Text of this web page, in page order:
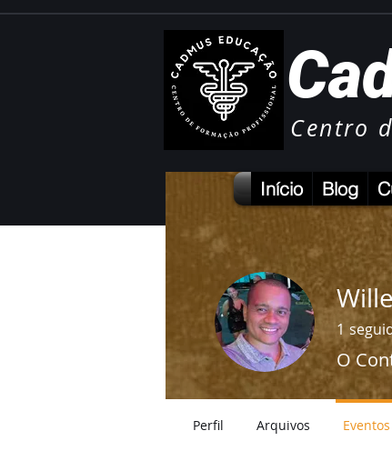
Centro
Início Blog
1
O
Perfil Arquivos Eventos